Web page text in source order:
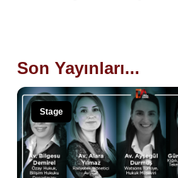
Son Yayınları...
Stage